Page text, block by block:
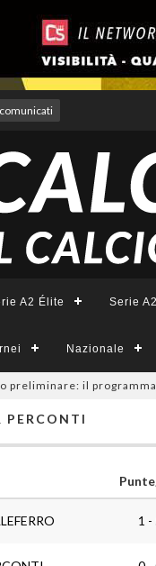
A2 Élite Serie A2
Nazionale
il programma
1 -